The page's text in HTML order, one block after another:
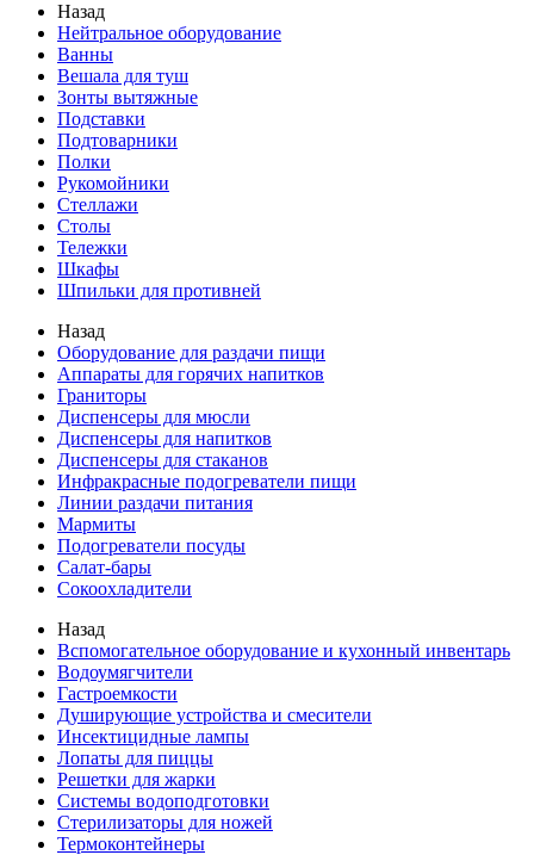
Назад
Нейтральное оборудование
Ванны
Вешала для туш
Зонты вытяжные
Подставки
Подтоварники
Полки
Рукомойники
Стеллажи
Столы
Тележки
Шкафы
Шпильки для противней
Назад
Оборудование для раздачи пищи
Аппараты для горячих напитков
Граниторы
Диспенсеры для мюсли
Диспенсеры для напитков
Диспенсеры для стаканов
Инфракрасные подогреватели пищи
Линии раздачи питания
Мармиты
Подогреватели посуды
Салат-бары
Сокоохладители
Назад
Вспомогательное оборудование и кухонный инвентарь
Водоумягчители
Гастроемкости
Душирующие устройства и смесители
Инсектицидные лампы
Лопаты для пиццы
Решетки для жарки
Системы водоподготовки
Стерилизаторы для ножей
Термоконтейнеры